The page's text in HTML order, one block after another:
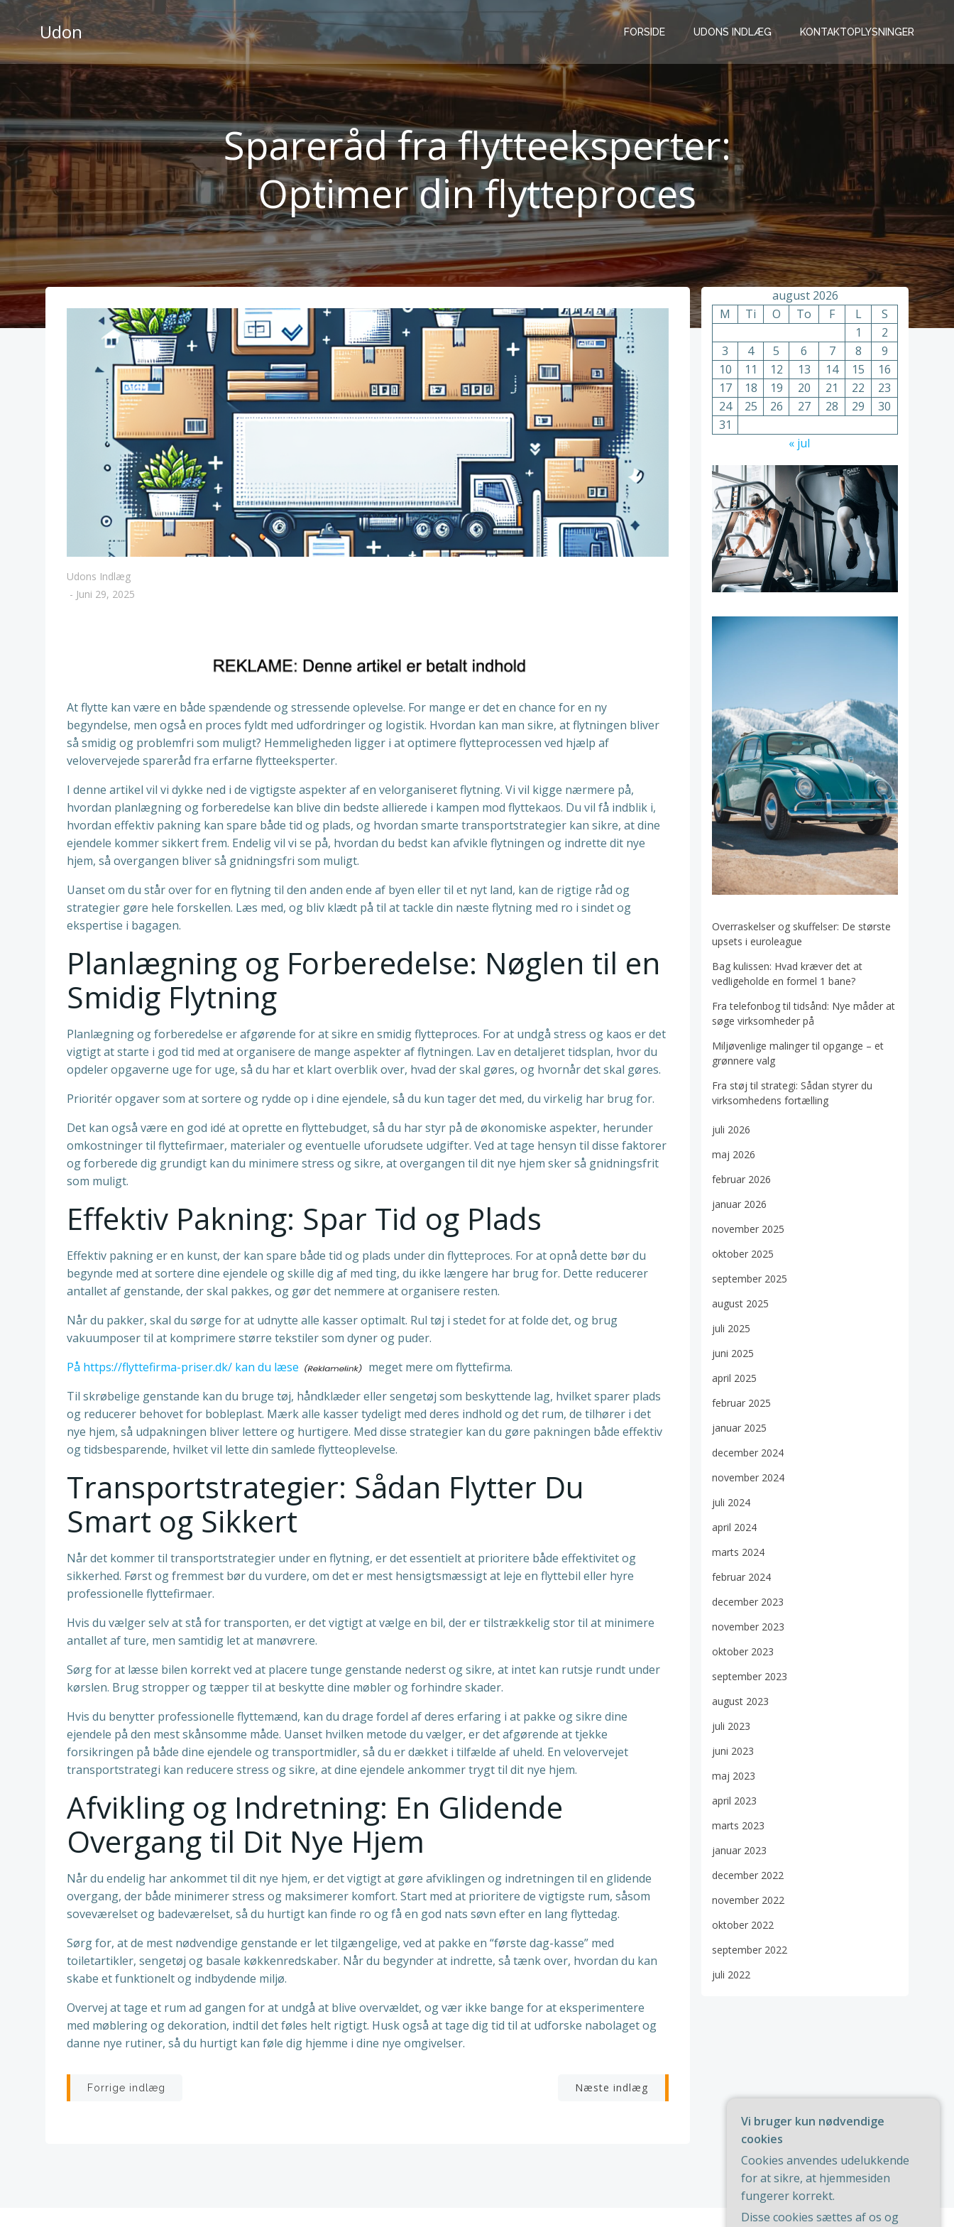
Videre
indholdUdon FORSIDE UDONS INDLÆG KONTAKTOPLYSNINGER
Spareråd fra flytteeksperter:
Optimer din flytteproces
Udons Indlæg
- Juni 29, 2025
At flytte kan være en både spændende og stressende oplevelse. For mange er det en chance for en ny
begyndelse, men også en proces fyldt med udfordringer og logistik. Hvordan kan man sikre, at flytningen bliver
så smidig og problemfri som muligt? Hemmeligheden ligger i at optimere flytteprocessen ved hjælp af
velovervejede spareråd fra erfarne flytteeksperter.
I denne artikel vil vi dykke ned i de vigtigste aspekter af en velorganiseret flytning. Vi vil kigge nærmere på,
hvordan planlægning og forberedelse kan blive din bedste allierede i kampen mod flyttekaos. Du vil få indblik i,
hvordan effektiv pakning kan spare både tid og plads, og hvordan smarte transportstrategier kan sikre, at dine
ejendele kommer sikkert frem. Endelig vil vi se på, hvordan du bedst kan afvikle flytningen og indrette dit nye
hjem, så overgangen bliver så gnidningsfri som muligt.
Uanset om du står over for en flytning til den anden ende af byen eller til et nyt land, kan de rigtige råd og
strategier gøre hele forskellen. Læs med, og bliv klædt på til at tackle din næste flytning med ro i sindet og
ekspertise i bagagen.
Planlægning og Forberedelse: Nøglen til en
Smidig Flytning
Planlægning og forberedelse er afgørende for at sikre en smidig flytteproces. For at undgå stress og kaos er det
vigtigt at starte i god tid med at organisere de mange aspekter af flytningen. Lav en detaljeret tidsplan, hvor du
opdeler opgaverne uge for uge, så du har et klart overblik over, hvad der skal gøres, og hvornår det skal gøres.
Prioritér opgaver som at sortere og rydde op i dine ejendele, så du kun tager det med, du virkelig har brug for.
Det kan også være en god idé at oprette en flyttebudget, så du har styr på de økonomiske aspekter, herunder
omkostninger til flyttefirmaer, materialer og eventuelle uforudsete udgifter. Ved at tage hensyn til disse faktorer
og forberede dig grundigt kan du minimere stress og sikre, at overgangen til dit nye hjem sker så gnidningsfrit
som muligt.
Effektiv Pakning: Spar Tid og Plads
Effektiv pakning er en kunst, der kan spare både tid og plads under din flytteproces. For at opnå dette bør du
begynde med at sortere dine ejendele og skille dig af med ting, du ikke længere har brug for. Dette reducerer
antallet af genstande, der skal pakkes, og gør det nemmere at organisere resten.
Når du pakker, skal du sørge for at udnytte alle kasser optimalt. Rul tøj i stedet for at folde det, og brug
vakuumposer til at komprimere større tekstiler som dyner og puder.
På https://flyttefirma-priser.dk/ kan du læse
meget mere om flyttefirma.
Til skrøbelige genstande kan du bruge tøj, håndklæder eller sengetøj som beskyttende lag, hvilket sparer plads
og reducerer behovet for bobleplast. Mærk alle kasser tydeligt med deres indhold og det rum, de tilhører i det
nye hjem, så udpakningen bliver lettere og hurtigere. Med disse strategier kan du gøre pakningen både effektiv
og tidsbesparende, hvilket vil lette din samlede flytteoplevelse.
Transportstrategier: Sådan Flytter Du
Smart og Sikkert
Når det kommer til transportstrategier under en flytning, er det essentielt at prioritere både effektivitet og
sikkerhed. Først og fremmest bør du vurdere, om det er mest hensigtsmæssigt at leje en flyttebil eller hyre
professionelle flyttefirmaer.
Hvis du vælger selv at stå for transporten, er det vigtigt at vælge en bil, der er tilstrækkelig stor til at minimere
antallet af ture, men samtidig let at manøvrere.
Sørg for at læsse bilen korrekt ved at placere tunge genstande nederst og sikre, at intet kan rutsje rundt under
kørslen. Brug stropper og tæpper til at beskytte dine møbler og forhindre skader.
Hvis du benytter professionelle flyttemænd, kan du drage fordel af deres erfaring i at pakke og sikre dine
ejendele på den mest skånsomme måde. Uanset hvilken metode du vælger, er det afgørende at tjekke
forsikringen på både dine ejendele og transportmidler, så du er dækket i tilfælde af uheld. En velovervejet
transportstrategi kan reducere stress og sikre, at dine ejendele ankommer trygt til dit nye hjem.
Afvikling og Indretning: En Glidende
Overgang til Dit Nye Hjem
Når du endelig har ankommet til dit nye hjem, er det vigtigt at gøre afviklingen og indretningen til en glidende
overgang, der både minimerer stress og maksimerer komfort. Start med at prioritere de vigtigste rum, såsom
soveværelset og badeværelset, så du hurtigt kan finde ro og få en god nats søvn efter en lang flyttedag.
Sørg for, at de mest nødvendige genstande er let tilgængelige, ved at pakke en “første dag-kasse” med
toiletartikler, sengetøj og basale køkkenredskaber. Når du begynder at indrette, så tænk over, hvordan du kan
skabe et funktionelt og indbydende miljø.
Overvej at tage et rum ad gangen for at undgå at blive overvældet, og vær ikke bange for at eksperimentere
med møblering og dekoration, indtil det føles helt rigtigt. Husk også at tage dig tid til at udforske nabolaget og
danne nye rutiner, så du hurtigt kan føle dig hjemme i dine nye omgivelser.
Indlægsnavigation
Forrige indlæg Indlægsnavigation
Næste indlæg
august 2026
M
Ti O To F L
S
1
2
3
4 5 6 7 8
9
10
11 12 13 14 15
16
17
18 19 20 21 22
23
24
25 26 27 28 29
30
31
« jul
Overraskelser og skuffelser: De største
upsets i euroleague
Bag kulissen: Hvad kræver det at
vedligeholde en formel 1 bane?
Fra telefonbog til tidsånd: Nye måder at
søge virksomheder på
Miljøvenlige malinger til opgange – et
grønnere valg
Fra støj til strategi: Sådan styrer du
virksomhedens fortælling
juli 2026
maj 2026
februar 2026
januar 2026
november 2025
oktober 2025
september 2025
august 2025
juli 2025
juni 2025
april 2025
februar 2025
januar 2025
december 2024
november 2024
juli 2024
april 2024
marts 2024
februar 2024
december 2023
november 2023
oktober 2023
september 2023
august 2023
juli 2023
juni 2023
maj 2023
april 2023
marts 2023
januar 2023
december 2022
november 2022
oktober 2022
september 2022
juli 2022
Vi bruger kun nødvendige
cookies
Cookies anvendes udelukkende
for at sikre, at hjemmesiden
fungerer korrekt.
Disse cookies sættes af os og